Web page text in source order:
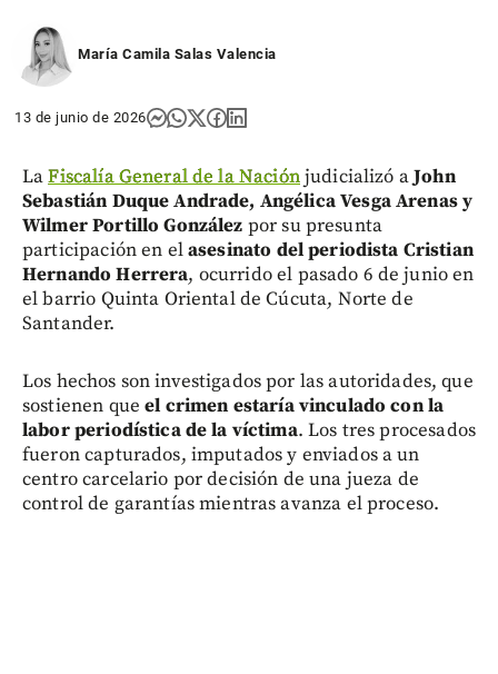
María Camila Salas Valencia
13 de junio de 2026
LaFiscalía General de la Naciónjudicializó aJohn
Sebastián Duque Andrade, Angélica Vesga Arenas y
Wilmer Portillo González por su presunta
participación en elasesinato del periodista Cristian
Hernando Herrera, ocurrido el pasado 6 de junio en
el barrio Quinta Oriental de Cúcuta, Norte de
Santander.
Los hechos son investigados por las autoridades, que
sostienen queel crimen estaría vinculado con la
labor periodística de la víctima. Los tres procesados
fueron capturados, imputados y enviados a un
centro carcelario por decisión de una jueza de
control de garantías mientras avanza el proceso.